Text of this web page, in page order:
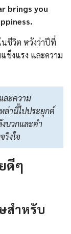
brings you
ชีวิต หวังว่าปีที่
ข็งแรง และความ
ละความ
ล่านี้ไปประยุกต์
บวกและคำ
ริงใจ
ดีๆ
สำหรับ